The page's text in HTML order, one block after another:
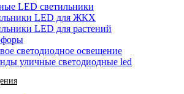
LED светильники
LED для ЖКХ
LED для растений
светодиодное освещение
уличные светодиодные led